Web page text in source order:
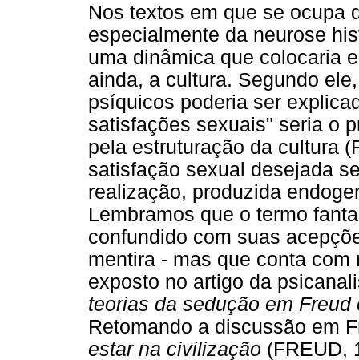
Nos textos em que se ocupa
especialmente da neurose
uma dinâmica que colocaria
ainda, a cultura. Segundo
psíquicos poderia ser
satisfações sexuais" seria o
pela estruturação da cultura
satisfação sexual desejada
realização, produzida
Lembramos que o termo
confundido com suas
mentira - mas que conta
exposto no artigo da
teorias da sedução em Freud
Retomando a discussão em
estar na civilização (FREUD,